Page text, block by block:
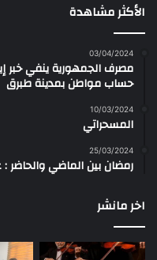
الأكثر مشاهدة
03/04/2024
مصرف الجمهورية ينفي خبر
حساب مواطن بمدينة طبرق
10/03/2024
المسحراتي
25/03/2024
رمضان بين الماضي والحاضر
اخر مانشر